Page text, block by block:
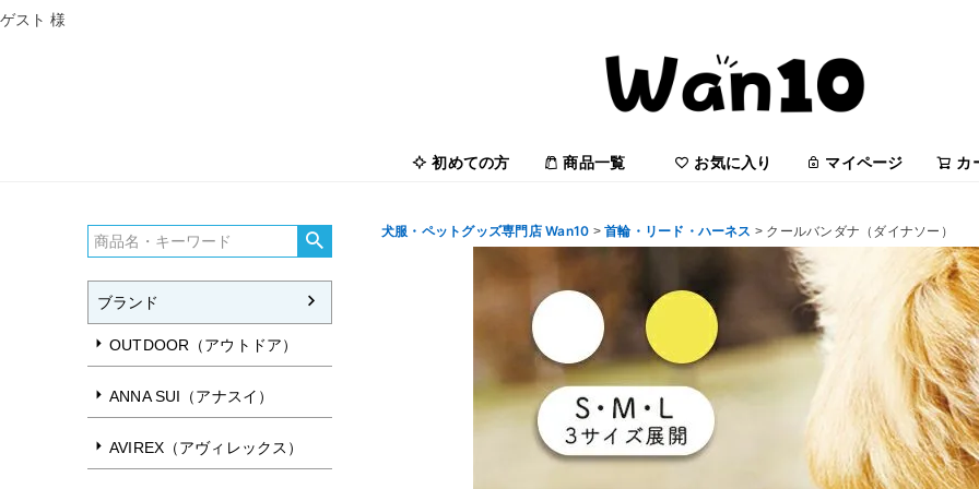
ゲスト 様
初めての方 商品一覧 お気に入り マイページ カ
ブランド
OUTDOOR（アウトドア）
ANNA SUI（アナスイ）
AVIREX（アヴィレックス）
犬服・ペットグッズ専門店 Wan10 首輪・リード・ハーネス クールバンダナ（ダイナソー）